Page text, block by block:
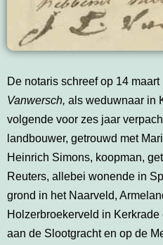
De notaris schreef op 14
Vanwersch, als weduwnaar in
volgende voor zes jaar
landbouwer, getrouwd met
Heinrich Simons, koopman,
Reuters, allebei wonende in
grond in het Naarveld,
Holzerbroekerveld in
aan de Slootgracht en op de